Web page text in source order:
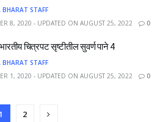
BHARAT STAFF
8, 2020 - UPDATED ON AUGUST 25, 2022
0
चित्रपट सृष्टीतील सुवर्ण पाने 4
BHARAT STAFF
1, 2020 - UPDATED ON AUGUST 25, 2022
0
2